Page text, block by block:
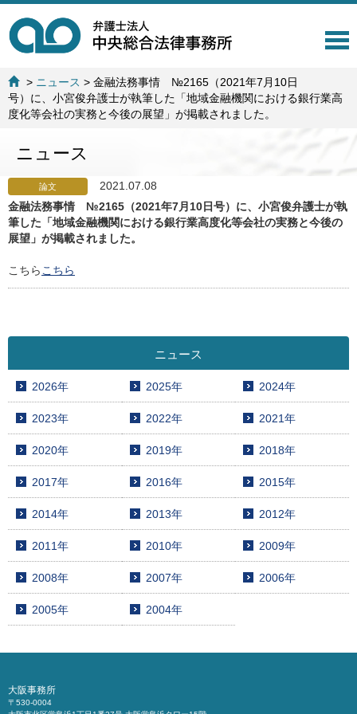
T
l
a
t
> ニュース >金融法務事情 №2165（2021年7月10日
号）に、小宮俊弁護士が執筆した「地域金融機関における銀行業高
度化等会社の実務と今後の展望」が掲載されました。
ニュース
論文
2021.07.08
金融法務事情 №2165（2021年7月10日号）に、小宮俊弁護士が執
筆した「地域金融機関における銀行業高度化等会社の実務と今後の
展望」が掲載されました。
こちら こちら
ニュース
2026年 2025年 2024年
2023年 2022年 2021年
2020年 2019年 2018年
2017年 2016年 2015年
2014年 2013年 2012年
2011年 2010年 2009年
2008年 2007年 2006年
2005年 2004年
大阪事務所
〒530-0004